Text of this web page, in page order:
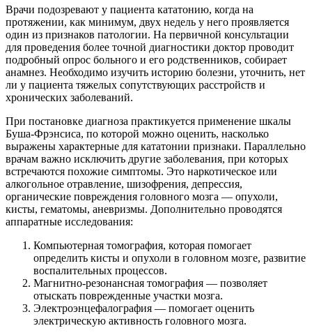
Врачи подозревают у пациента кататонию, когда на
протяжении, как минимум, двух недель у него проявляется
один из признаков патологии. На первичной консультации
для проведения более точной диагностики доктор проводит
подробный опрос больного и его родственников, собирает
анамнез. Необходимо изучить историю болезни, уточнить, нет
ли у пациента тяжелых сопутствующих расстройств и
хронических заболеваний.
При постановке диагноза практикуется применение шкалы
Буша-Фрэнсиса, по которой можно оценить, насколько
выражены характерные для кататонии признаки. Параллельно
врачам важно исключить другие заболевания, при которых
встречаются похожие симптомы. Это наркотическое или
алкогольное отравление, шизофрения, депрессия,
органические повреждения головного мозга — опухоли,
кисты, гематомы, аневризмы. Дополнительно проводятся
аппаратные исследования:
Компьютерная томография, которая помогает
определить кисты и опухоли в головном мозге, развитие
воспалительных процессов.
Магнитно-резонансная томография — позволяет
отыскать поврежденные участки мозга.
Электроэнцефалография — помогает оценить
электрическую активность головного мозга.